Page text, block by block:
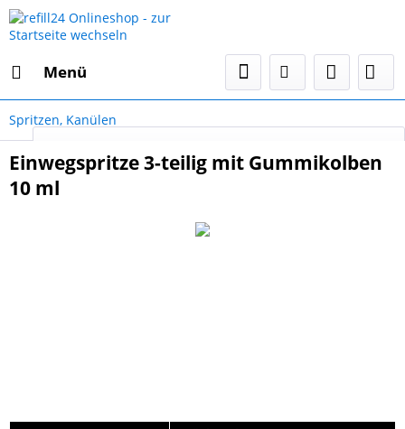
Menü
Spritzen, Kanülen
Einwegspritze 3-teilig mit Gummikolben
10 ml